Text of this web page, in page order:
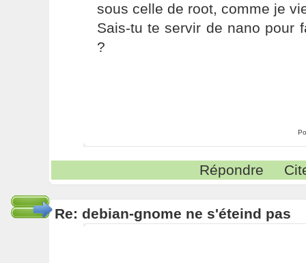
sous celle de root, comme je
Sais-tu te servir de nano pour
?
Répondre
Re: debian-gnome ne s'éteind pas